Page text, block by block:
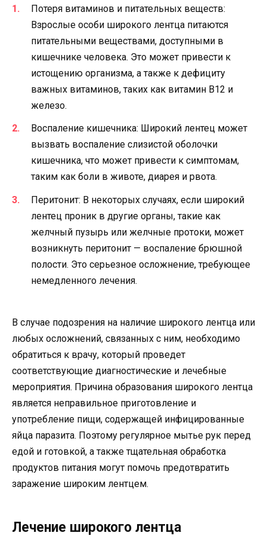
Потеря витаминов и питательных веществ:
Взрослые особи широкого лентца питаются
питательными веществами, доступными в
кишечнике человека. Это может привести к
истощению организма, а также к дефициту
важных витаминов, таких как витамин В12 и
железо.
Воспаление кишечника: Широкий лентец может
вызвать воспаление слизистой оболочки
кишечника, что может привести к симптомам,
таким как боли в животе, диарея и рвота.
Перитонит: В некоторых случаях, если широкий
лентец проник в другие органы, такие как
желчный пузырь или желчные протоки, может
возникнуть перитонит — воспаление брюшной
полости. Это серьезное осложнение, требующее
немедленного лечения.
В случае подозрения на наличие широкого лентца или
любых осложнений, связанных с ним, необходимо
обратиться к врачу, который проведет
соответствующие диагностические и лечебные
мероприятия. Причина образования широкого лентца
является неправильное приготовление и
употребление пищи, содержащей инфицированные
яйца паразита. Поэтому регулярное мытье рук перед
едой и готовкой, а также тщательная обработка
продуктов питания могут помочь предотвратить
заражение широким лентцем.
Лечение широкого лентца